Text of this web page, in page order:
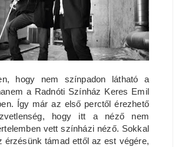
hogy nem színpadon látható a
a Radnóti Színház Keres Emil
Így már az első perctől érezhető
hogy itt a néző nem
vett színházi néző. Sokkal
érzésünk támad ettől az est végére,